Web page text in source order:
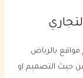
بالرياض
حيث التصميم او